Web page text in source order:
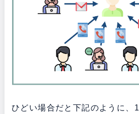
ひどい場合だと下記のように、